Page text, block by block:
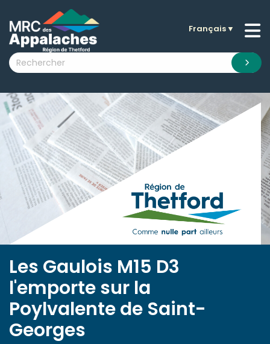
submenu (La MRC )
submenu (Citoyens )
submenu (Visiteurs )
submenu (Nouvelles )
submenu (Documentation )
Français▼
Les Gaulois M15 D3
l'emporte sur la
Poylvalente de Saint-
Georges